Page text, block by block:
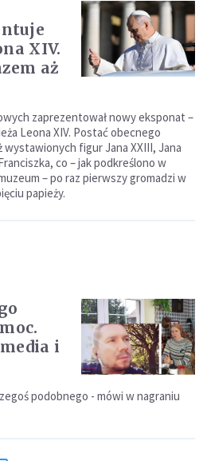
XIV.
aż
zaprezentował nowy eksponat –
Leona XIV. Postać obecnego
wystawionych figur Jana XXIII, Jana
co – jak podkreślono w
– po raz pierwszy gromadzi w
papieży.
i
podobnego - mówi w nagraniu